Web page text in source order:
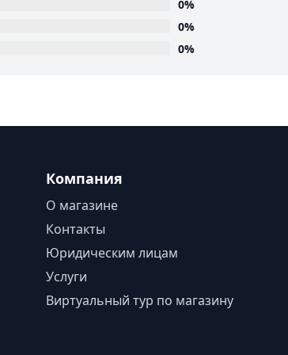
0%
0%
0%
Компания
О магазине
Контакты
Юридическим лицам
Услуги
Виртуальный тур по магазину